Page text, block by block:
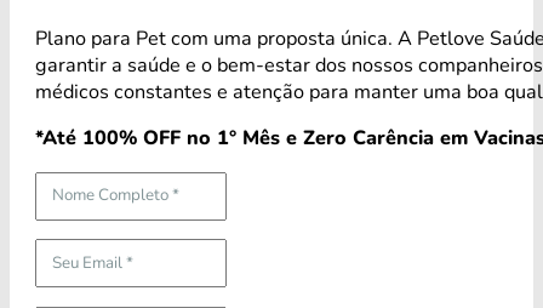
Plano para Pet com uma proposta única. A Petlove
garantir a saúde e o bem-estar dos nossos
médicos constantes e atenção para manter uma boa
*Até 100% OFF no 1° Mês e Zero Carência em